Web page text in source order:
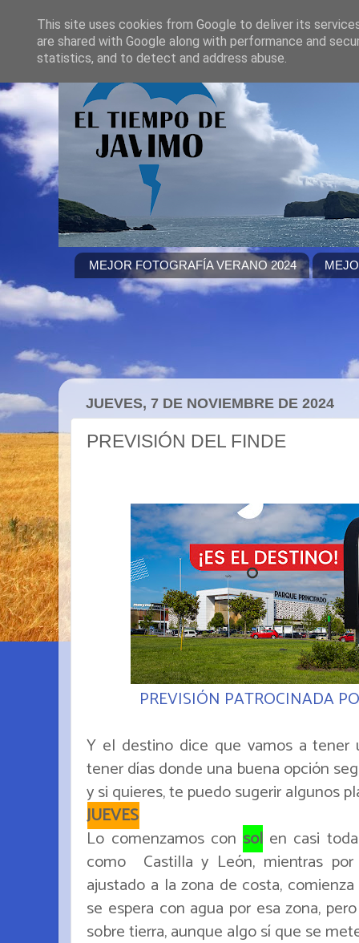
MEJOR FOTOGRAFÍA VERANO 2024
JUEVES, 7 DE NOVIEMBRE DE 2024
PREVISIÓN DEL FINDE
PREVISIÓN PATROCINADA
Y el destino dice que vamos a tener
tener días donde una buena opción
y si quieres, te puedo sugerir algunos
JUEVES
Lo comenzamos con sol en casi
como Castilla y León, mientras
ajustado a la zona de costa,
se espera con agua por esa zona,
sobre tierra, aunque algo sí que se
This site uses cookies from Google to deliver its
are shared with Google along with performance and
statistics, and to detect and address abuse.